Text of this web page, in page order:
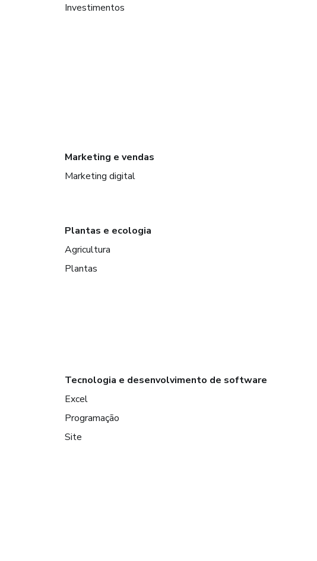
Investimentos
Marketing e vendas
Marketing digital
Plantas e ecologia
Agricultura
Plantas
Tecnologia e desenvolvimento de software
Excel
Programação
Site